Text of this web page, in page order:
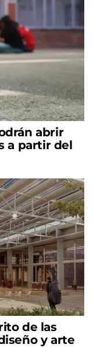
abrir
a partir del
de las
y arte